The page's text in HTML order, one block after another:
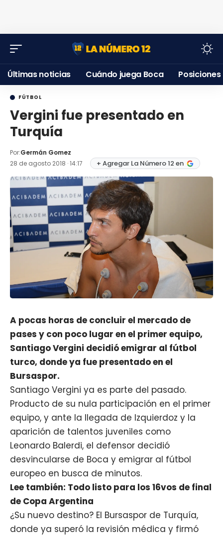
Últimas noticias Cuándo juega Boca Posiciones
FÚTBOL
Vergini fue presentado en
Turquía
Por:Germán Gomez
28 de agosto 2018 · 14:17
+ Agregar La Número 12 en
A pocas horas de concluir el mercado de
pases y con poco lugar en el primer equipo,
Santiago Vergini decidió emigrar al fútbol
turco, donde ya fue presentado en el
Bursaspor.
Santiago Vergini ya es parte del pasado.
Producto de su nula participación en el primer
equipo, y ante la llegada de Izquierdoz y la
aparición de talentos juveniles como
Leonardo Balerdi, el defensor decidió
desvincularse de Boca y emigrar al fútbol
europeo en busca de minutos.
Lee también: Todo listo para los 16vos de final
de Copa Argentina
¿Su nuevo destino? El Bursaspor de Turquía,
donde ya superó la revisión médica y firmó